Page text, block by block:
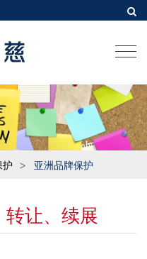
护 亚洲品牌保护
让、续展